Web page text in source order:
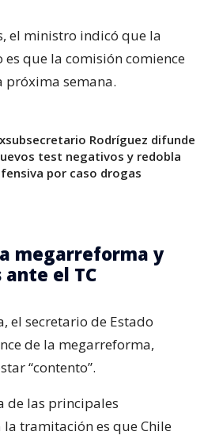
el ministro indicó que la
que la comisión comience
próxima semana.
Rodríguez difunde
test negativos y redobla
por caso drogas
megarreforma y
el TC
el secretario de Estado
de la megarreforma,
“contento”.
de las principales
tramitación es que Chile